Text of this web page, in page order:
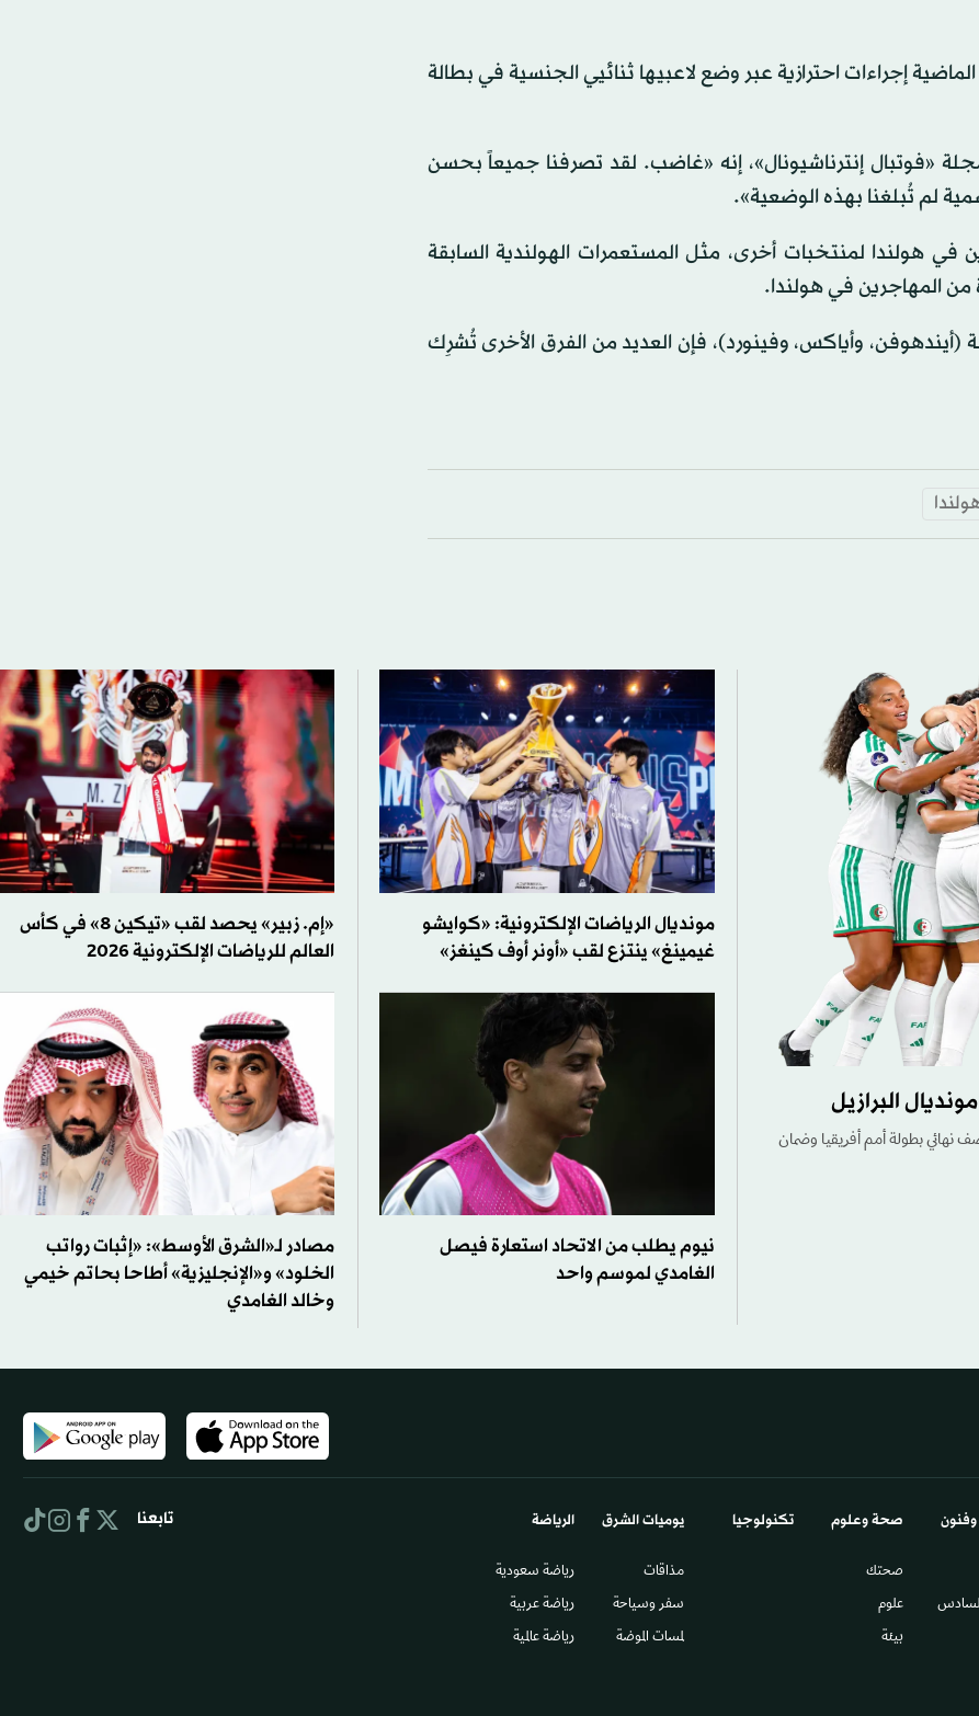
إجراءات احترازية عبر وضع لاعبيها ثنائيي الجنسية في بطالة
«فوتبال إنترناشيونال»، إنه «غاضب. لقد تصرفنا جميعاً بحسن
لم تُبلغنا بهذه الوضعية».
في هولندا لمنتخبات أخرى، مثل المستعمرات الهولندية السابقة
من المهاجرين في هولندا.
(أيندهوفن، وأياكس، وفينورد)، فإن العديد من الفرق الأخرى تُشرِك
البرازيل
نهائي بطولة أمم أفريقيا وضمان
مونديال الرياضات الإلكترونية: «كوايشو
غيمينغ» ينتزع لقب «أونر أوف كينغز»
«إم. زبير» يحصد لقب «تيكين 8» في كأس
العالم للرياضات الإلكترونية 2026
نيوم يطلب من الاتحاد استعارة فيصل
الغامدي لموسم واحد
مصادر لـ«الشرق الأوسط»: «إثبات رواتب
الخلود» و«الإنجليزية» أطاحا بحاتم خيمي
وخالد الغامدي
وفنون صحة وعلوم
صحتك
علوم
بيئة
تكنولوجيا يوميات الشرق​
مذاقات
سفر وسياحة
لمسات الموضة
الرياضة
رياضة سعودية
رياضة عربية
رياضة عالمية
تابعنا